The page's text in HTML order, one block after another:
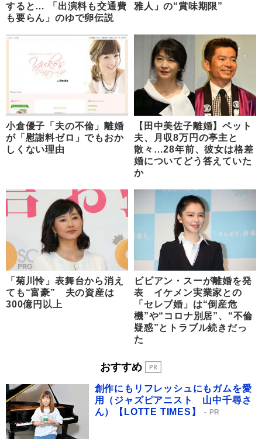
すると… 「出演料も交通費
も要らん」のゆで卵伝説
雅人」の“賞味期限”
小倉優子「夫の不倫」離婚
が「慰謝料ゼロ」でもおか
しくない理由
【田中美佐子離婚】ペット
夫、月収8万円の亭主と
散々…28年前、彼女は格差
婚についてどう答えていた
か
「菊川怜」表舞台から消え
ても“富豪” 夫の資産は
300億円以上
ビビアン・スーが離婚を発
表 イケメン実業家との
「セレブ婚」は“倒産危
機”や“コロナ別居”、“不倫
疑惑”とトラブル続きだっ
た
おすすめ
創作にもリフレッシュにもガムを愛
用（ジャズピアニスト 山中千尋さ
ん）【LOTTE TIMES】
PR